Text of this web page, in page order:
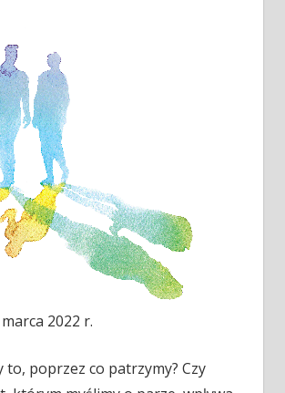
2022 r.
to, poprzez co patrzymy? Czy